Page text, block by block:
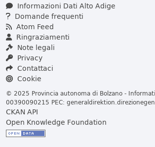
Informazioni Dati Alto Adige
Domande frequenti
Atom Feed
Ringraziamenti
Note legali
Privacy
Contattaci
Cookie
© 2025 Provincia autonoma di Bolzano -
00390090215 PEC:
CKAN API
Open Knowledge Foundation